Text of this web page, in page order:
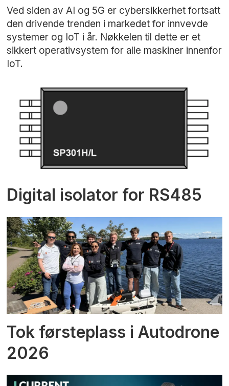
Ved siden av AI og 5G er cybersikkerhet fortsatt
den drivende trenden i markedet for innvevde
systemer og IoT i år. Nøkkelen til dette er et
sikkert operativsystem for alle maskiner innenfor
IoT.
Digital isolator for RS485
Tok førsteplass i Autodrone
2026